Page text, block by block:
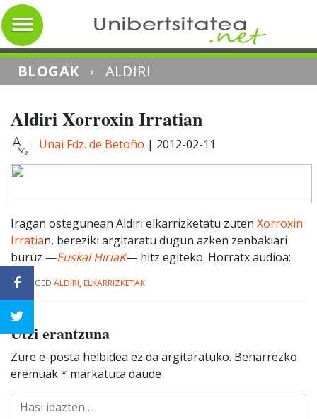
BLOGAK › ALDIRI
Aldiri Xorroxin Irratian
Unai Fdz. de Betoño | 2012-02-11
Iragan ostegunean Aldiri elkarrizketatu zuten Xorroxin
Irratian, bereziki argitaratu dugun azken zenbakiari
buruz —Euskal HiriaK— hitz egiteko. Horratx audioa:
|TAGGED ALDIRI, ELKARRIZKETAK
Utzi erantzuna
Zure e-posta helbidea ez da argitaratuko. Beharrezko
eremuak* markatuta daude